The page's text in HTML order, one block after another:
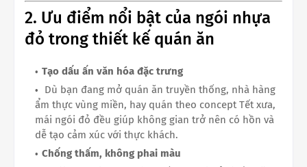
2. Ưu điểm nổi bật của ngói nhựa
đỏ trong thiết kế quán ăn
Tạo dấu ấn văn hóa đặc trưng
Dù bạn đang mở quán ăn truyền thống, nhà hàng
ẩm thực vùng miền, hay quán theo concept Tết xưa,
mái ngói đỏ đều giúp không gian trở nên có hồn và
dễ tạo cảm xúc với thực khách.
Chống thấm, không phai màu